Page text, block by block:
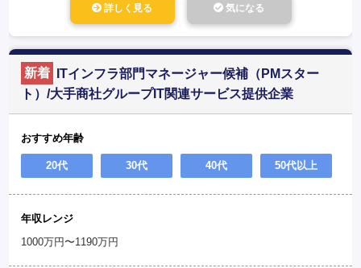
詳しく見る 気になる
新着
ITインフラ部門マネージャー候補（PMスター
ト）/大手商社グループIT関連サービス提供企業
おすすめ年齢
20代 30代 40代 50代以上
年収レンジ
1000万円〜1190万円